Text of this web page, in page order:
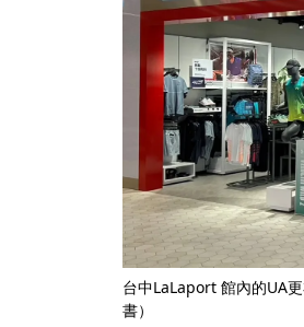
台中LaLaport 館內的UA
書）